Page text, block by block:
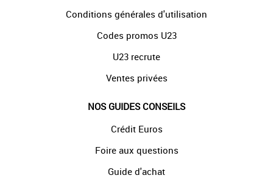
Conditions générales d'utilisation
Codes promos U23
U23 recrute
Ventes privées
NOS GUIDES CONSEILS
Crédit Euros
Foire aux questions
Guide d'achat